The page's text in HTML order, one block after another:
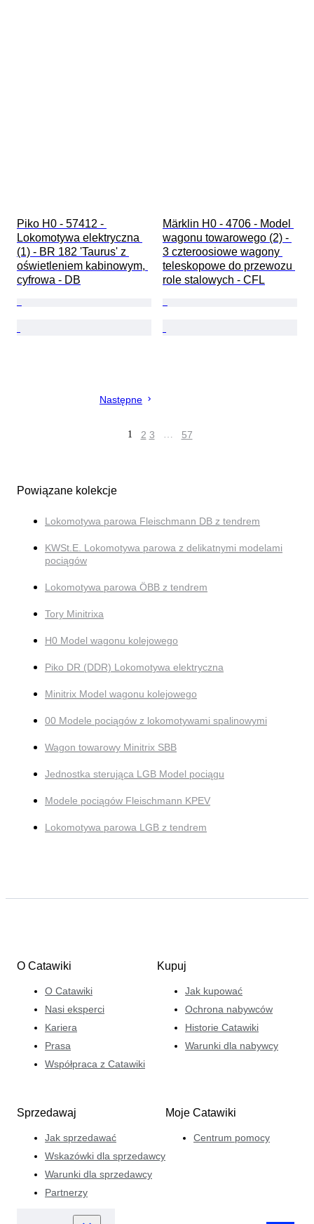
Piko H0 - 57412 -
Lokomotywa elektryczna
(1) - BR 182 'Taurus' z
oświetleniem kabinowym,
cyfrowa - DB
Märklin H0 - 4706 - Model
wagonu towarowego (2) -
3 czteroosiowe wagony
teleskopowe do przewozu
role stalowych - CFL
Następne
1 2 3 … 57
Powiązane kolekcje
Lokomotywa parowa Fleischmann DB z tendrem
KWSt.E. Lokomotywa parowa z delikatnymi modelami
pociągów
Lokomotywa parowa ÖBB z tendrem
Tory Minitrixa
H0 Model wagonu kolejowego
Piko DR (DDR) Lokomotywa elektryczna
Minitrix Model wagonu kolejowego
00 Modele pociągów z lokomotywami spalinowymi
Wagon towarowy Minitrix SBB
Jednostka sterująca LGB Model pociągu
Modele pociągów Fleischmann KPEV
Lokomotywa parowa LGB z tendrem
O Catawiki
O Catawiki
Nasi eksperci
Kariera
Prasa
Współpraca z Catawiki
Kupuj
Jak kupować
Ochrona nabywców
Historie Catawiki
Warunki dla nabywcy
Sprzedawaj
Jak sprzedawać
Wskazówki dla sprzedawcy
Warunki dla sprzedawcy
Partnerzy
Moje Catawiki
Centrum pomocy